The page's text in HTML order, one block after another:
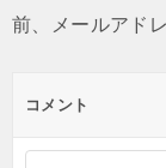
前、メールアド
コメント